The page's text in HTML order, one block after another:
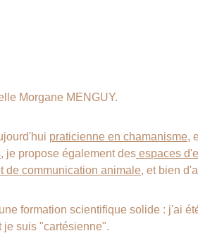
Morgane MENGUY.
praticienne en chamanisme,
, je propose également des espaces
de communication animale, et bien
formation scientifique solide : j'ai
je suis "cartésienne".